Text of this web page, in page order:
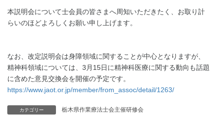
本説明会について士会員の皆さまへ周知いただきたく、お取り計
らいのほどよろしくお願い申し上げます。
なお、改定説明会は身障領域に関することが中心となりますが、
精神科領域については、 3 月 15日に精神科医療に関する動向も話題
に含めた意見交換会を開催の予定です。
https://www.jaot.or.jp/member/from_assoc/detail/1263/
カテゴリー 栃木県作業療法士会主催研修会